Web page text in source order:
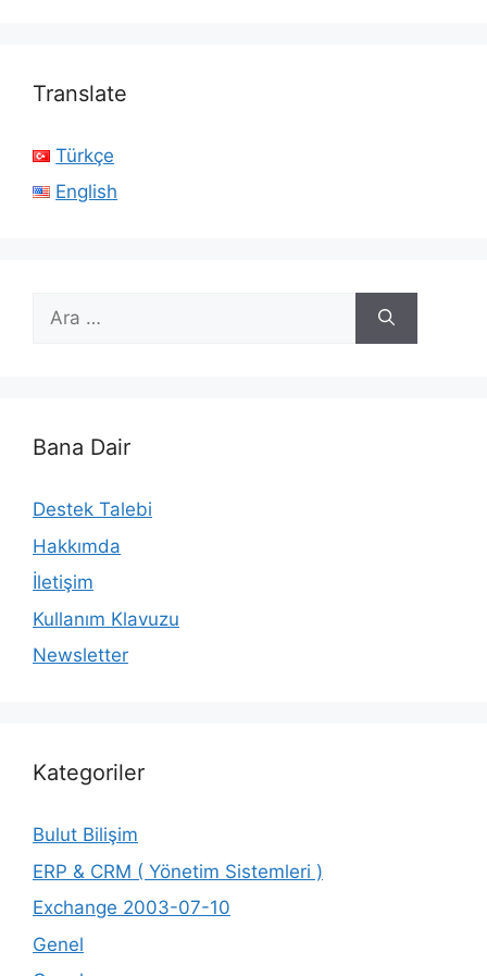
Translate
Türkçe
English
için
Bana Dair
Destek Talebi
Hakkımda
İletişim
Kullanım Klavuzu
Newsletter
Kategoriler
Bulut Bilişim
ERP & CRM ( Yönetim Sistemleri )
Exchange 2003-07-10
Genel